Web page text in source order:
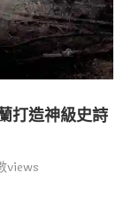
打造神級史詩
views